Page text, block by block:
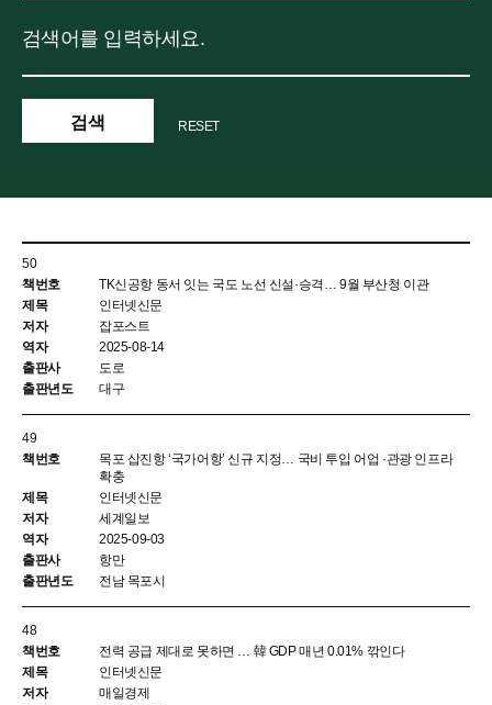
RESET
50
TK신공항 동서 잇는 국도 노선 신설·승격… 9월 부산청 이관
인터넷신문
잡포스트
2025-08-14
도로
대구
49
목포 삽진항 ‘국가어항’ 신규 지정… 국비 투입 어업 ·관광 인프라
확충
인터넷신문
세계일보
2025-09-03
항만
전남 목포시
48
전력 공급 제대로 못하면 … 韓 GDP 매년 0.01% 깎인다
인터넷신문
매일경제